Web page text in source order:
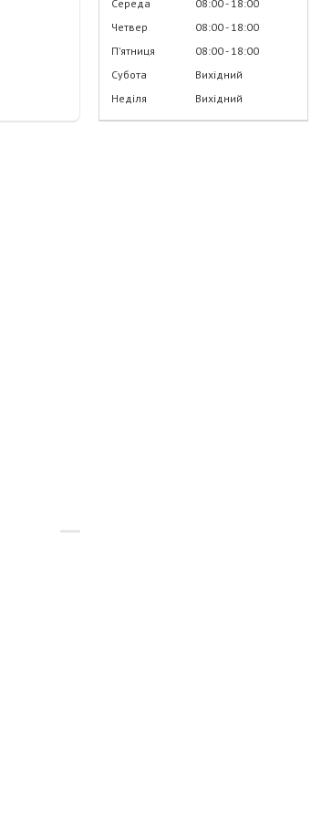
Середа
08:00 18:00
Четвер
08:00 18:00
Пʼятниця
08:00 18:00
Субота
Вихідний
Неділя
Вихідний